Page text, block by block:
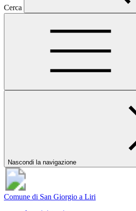
Cerca
Nascondi la navigazione
Comune di San Giorgio a Liri